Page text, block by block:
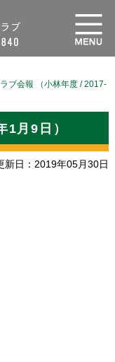
ブ会報 （小林年度 / 2017-
月9日）
新日：2019年05月30日